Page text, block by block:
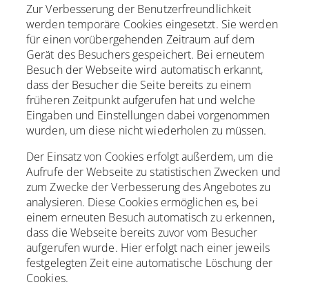
Zur Verbesserung der Benutzerfreundlichkeit
werden temporäre Cookies eingesetzt. Sie werden
für einen vorübergehenden Zeitraum auf dem
Gerät des Besuchers gespeichert. Bei erneutem
Besuch der Webseite wird automatisch erkannt,
dass der Besucher die Seite bereits zu einem
früheren Zeitpunkt aufgerufen hat und welche
Eingaben und Einstellungen dabei vorgenommen
wurden, um diese nicht wiederholen zu müssen.
Der Einsatz von Cookies erfolgt außerdem, um die
Aufrufe der Webseite zu statistischen Zwecken und
zum Zwecke der Verbesserung des Angebotes zu
analysieren. Diese Cookies ermöglichen es, bei
einem erneuten Besuch automatisch zu erkennen,
dass die Webseite bereits zuvor vom Besucher
aufgerufen wurde. Hier erfolgt nach einer jeweils
festgelegten Zeit eine automatische Löschung der
Cookies.